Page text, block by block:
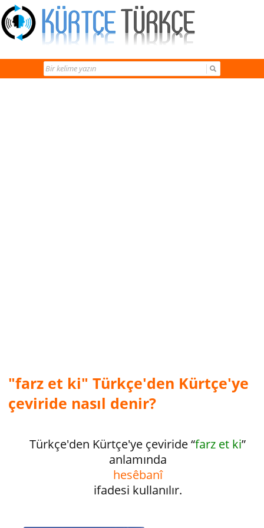
"farz et ki" Türkçe'den Kürtçe'ye
çeviride nasıl denir?
Türkçe'den Kürtçe'ye çeviride “farz et ki”
anlamında
hesêbanî
ifadesi kullanılır.